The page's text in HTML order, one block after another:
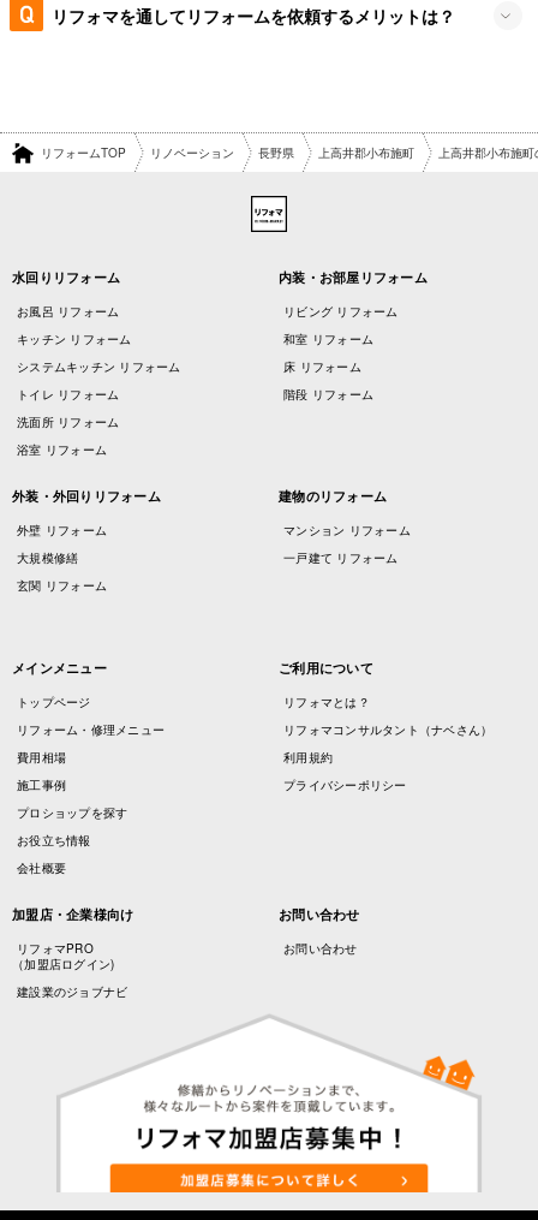
リフォマを通してリフォームを依頼するメリットは？
リフォームTOP リノベーション 長野県 上高井郡小布施町 上高井郡小布施
水回りリフォーム
お風呂 リフォーム
キッチン リフォーム
システムキッチン リフォーム
トイレ リフォーム
洗面所 リフォーム
浴室 リフォーム
内装・お部屋リフォーム
リビング リフォーム
和室 リフォーム
床 リフォーム
階段 リフォーム
外装・外回りリフォーム
外壁 リフォーム
大規模修繕
玄関 リフォーム
建物のリフォーム
マンション リフォーム
一戸建て リフォーム
メインメニュー
トップページ
リフォーム・修理メニュー
費用相場
施工事例
プロショップを探す
お役立ち情報
会社概要
ご利用について
リフォマとは？
リフォマコンサルタント（ナベさん）
利用規約
プライバシーポリシー
加盟店・企業様向け
リフォマPRO
（加盟店ログイン)
建設業のジョブナビ
お問い合わせ
お問い合わせ